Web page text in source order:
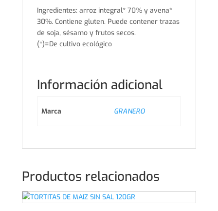
Ingredientes: arroz integral* 70% y avena*
30%. Contiene gluten. Puede contener trazas
de soja, sésamo y frutos secos.
(*)=De cultivo ecológico
Información adicional
Marca GRANERO
Productos relacionados